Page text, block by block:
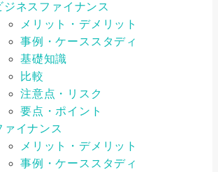
ジネスファイナンス
メリット・デメリット
事例・ケーススタディ
基礎知識
比較
注意点・リスク
要点・ポイント
ァイナンス
メリット・デメリット
事例・ケーススタディ